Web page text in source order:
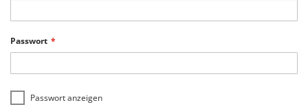
Passwort
Passwort anzeigen